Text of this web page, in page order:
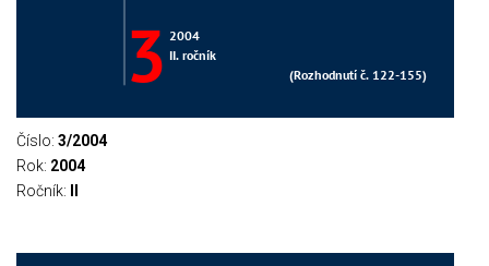
Číslo: 3/2004
Rok: 2004
Ročník: